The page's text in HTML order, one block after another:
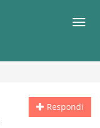
Respondi